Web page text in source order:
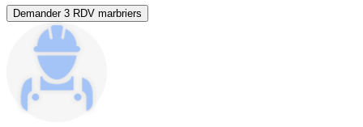
Demander 3 RDV marbriers